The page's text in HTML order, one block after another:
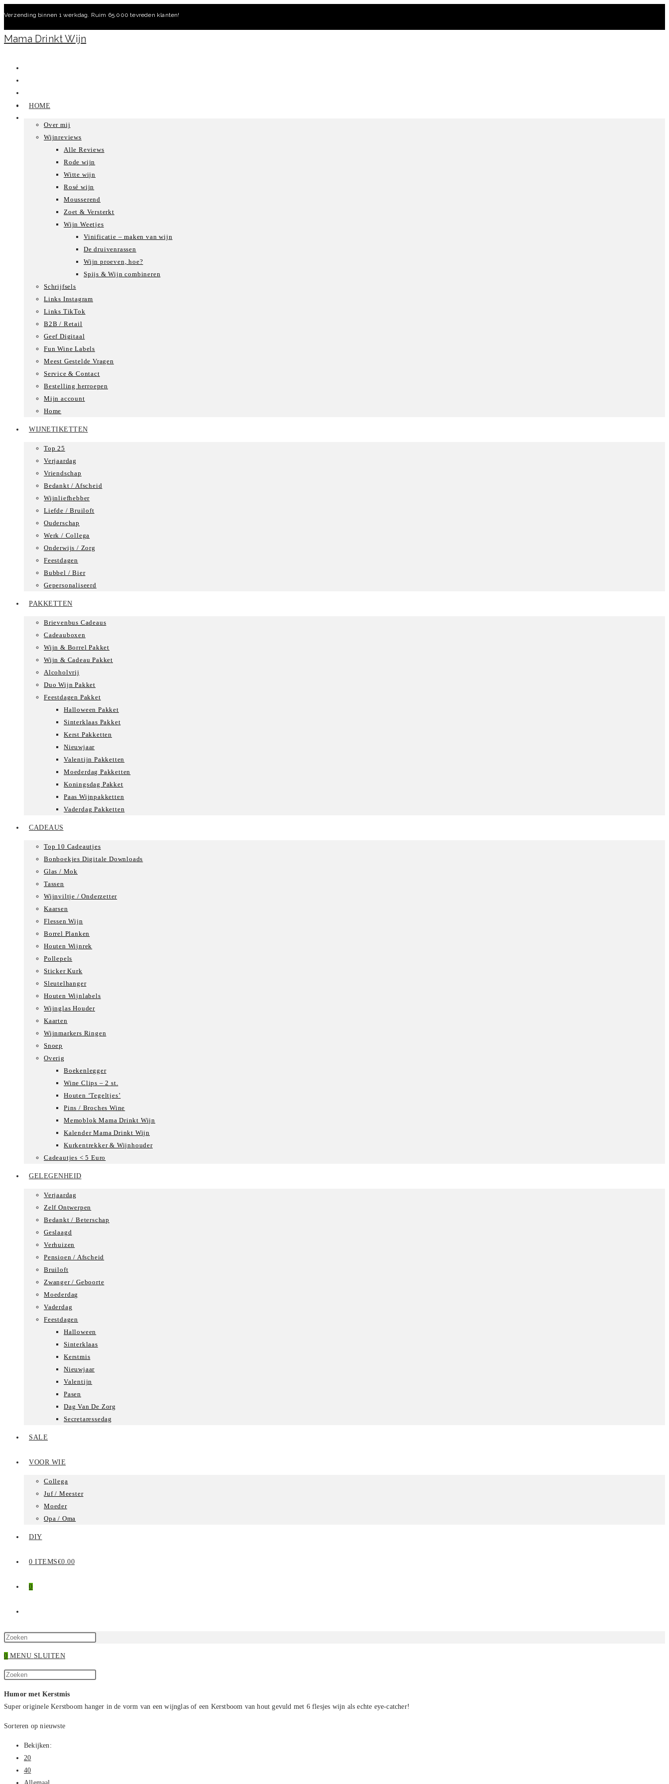
inhoud
Verzending binnen 1 werkdag. Ruim 65.000 tevreden klanten!
Mama Drinkt Wijn
HOME
Over mij
Wijnreviews
Alle Reviews
Rode wijn
Witte wijn
Rosé wijn
Mousserend
Zoet & Versterkt
Wijn Weetjes
Vinificatie – maken van wijn
De druivenrassen
Wijn proeven, hoe?
Spijs & Wijn combineren
Schrijfsels
Links Instagram
Links TikTok
B2B / Retail
Geef Digitaal
Fun Wine Labels
Meest Gestelde Vragen
Service & Contact
Bestelling herroepen
Mijn account
Home
WIJNETIKETTEN
Top 25
Verjaardag
Vriendschap
Bedankt / Afscheid
Wijnliefhebber
Liefde / Bruiloft
Ouderschap
Werk / Collega
Onderwijs / Zorg
Feestdagen
Bubbel / Bier
Gepersonaliseerd
PAKKETTEN
Brievenbus Cadeaus
Cadeauboxen
Wijn & Borrel Pakket
Wijn & Cadeau Pakket
Alcoholvrij
Duo Wijn Pakket
Feestdagen Pakket
Halloween Pakket
Sinterklaas Pakket
Kerst Pakketten
Nieuwjaar
Valentijn Pakketten
Moederdag Pakketten
Koningsdag Pakket
Paas Wijnpakketten
Vaderdag Pakketten
CADEAUS
Top 10 Cadeautjes
Bonboekjes Digitale Downloads
Glas / Mok
Tassen
Wijnviltje / Onderzetter
Kaarsen
Flessen Wijn
Borrel Planken
Houten Wijnrek
Pollepels
Sticker Kurk
Sleutelhanger
Houten Wijnlabels
Wijnglas Houder
Kaarten
Wijnmarkers Ringen
Snoep
Overig
Boekenlegger
Wine Clips – 2 st.
Houten ‘Tegeltjes’
Pins / Broches Wine
Memoblok Mama Drinkt Wijn
Kalender Mama Drinkt Wijn
Kurkentrekker & Wijnhouder
Cadeautjes < 5 Euro
GELEGENHEID
Verjaardag
Zelf Ontwerpen
Bedankt / Beterschap
Geslaagd
Verhuizen
Pensioen / Afscheid
Bruiloft
Zwanger / Geboorte
Moederdag
Vaderdag
Feestdagen
Halloween
Sinterklaas
Kerstmis
Nieuwjaar
Valentijn
Pasen
Dag Van De Zorg
Secretaressedag
SALE
VOOR WIE
Collega
Juf / Meester
Moeder
Opa / Oma
DIY
0 ITEMS€0.00
0
ZOEKEN
te
0 MENU SLUITEN
Zoek
site
om
Humor met Kerstmis
Super originele Kerstboom hanger in de vorm van een wijnglas of een Kerstboom van hout gevuld met 6 flesjes wijn als echte eye-catcher!
Sorteren op nieuwste
Bekijken:
20
40